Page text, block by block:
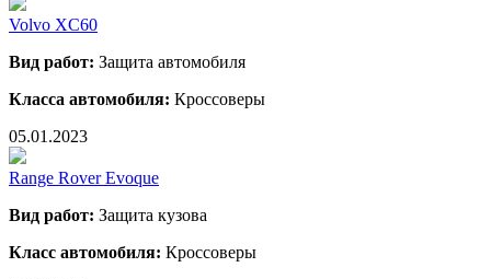
Volvo XC60
Вид работ: Защита автомобиля
Класса автомобиля: Кроссоверы
05.01.2023
Range Rover Evoque
Вид работ: Защита кузова
Класс автомобиля: Кроссоверы